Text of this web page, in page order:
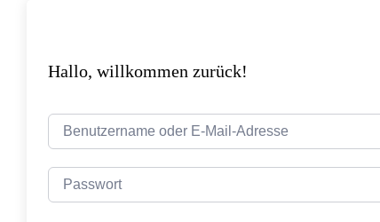
Hallo, willkommen zurück!